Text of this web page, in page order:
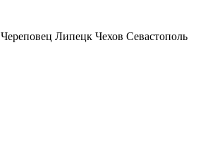
Череповец Липецк Чехов Севастополь